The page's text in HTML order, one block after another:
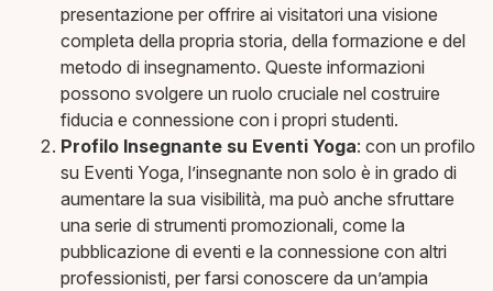
presentazione per offrire ai visitatori una visione
completa della propria storia, della formazione e del
metodo di insegnamento. Queste informazioni
possono svolgere un ruolo cruciale nel costruire
fiducia e connessione con i propri studenti.
Profilo Insegnante su Eventi Yoga: con un profilo
su Eventi Yoga, l’insegnante non solo è in grado di
aumentare la sua visibilità, ma può anche sfruttare
una serie di strumenti promozionali, come la
pubblicazione di eventi e la connessione con altri
professionisti, per farsi conoscere da un’ampia